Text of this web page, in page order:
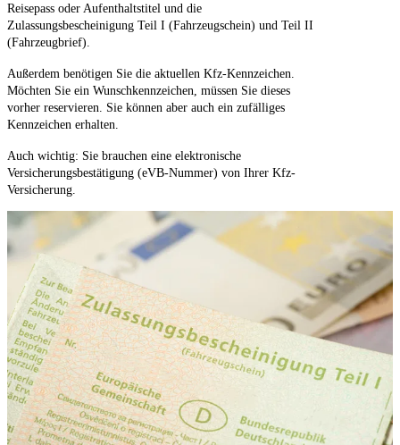
Reisepass oder Aufenthaltstitel und die
Zulassungsbescheinigung Teil I (Fahrzeugschein) und Teil II
(Fahrzeugbrief).
Außerdem benötigen Sie die aktuellen Kfz-Kennzeichen.
Möchten Sie ein Wunschkennzeichen, müssen Sie dieses
vorher reservieren. Sie können aber auch ein zufälliges
Kennzeichen erhalten.
Auch wichtig: Sie brauchen eine elektronische
Versicherungsbestätigung (eVB-Nummer) von Ihrer Kfz-
Versicherung.